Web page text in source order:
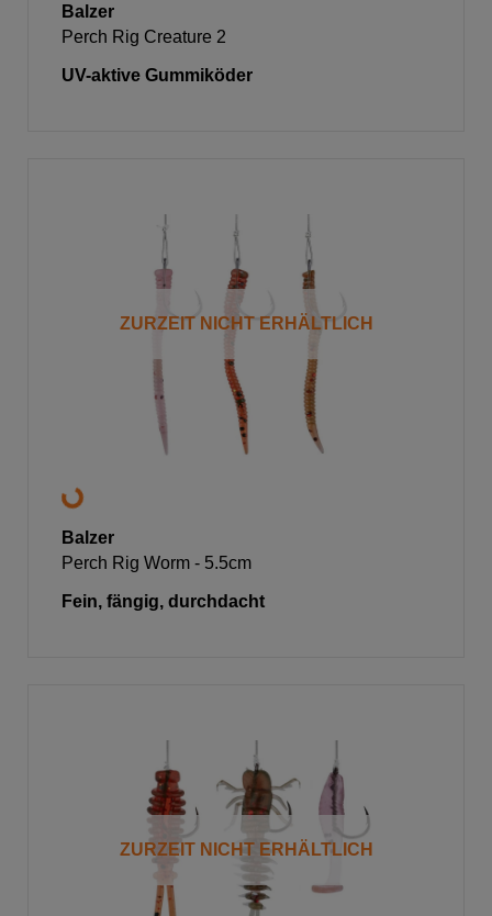
Balzer
Perch Rig Creature 2
UV-aktive Gummiköder
ZURZEIT NICHT ERHÄLTLICH
Balzer
Perch Rig Worm - 5.5cm
Fein, fängig, durchdacht
ZURZEIT NICHT ERHÄLTLICH